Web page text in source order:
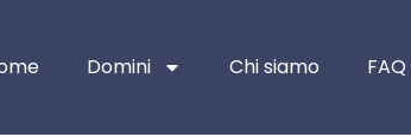
Domini Chi siamo FAQ